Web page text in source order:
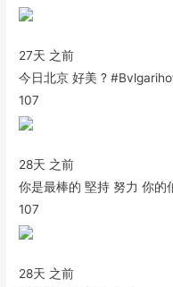
27天 之前
今日北京 好美 ?
107
28天 之前
你是最棒的 堅持 努力 你的
107
28天 之前